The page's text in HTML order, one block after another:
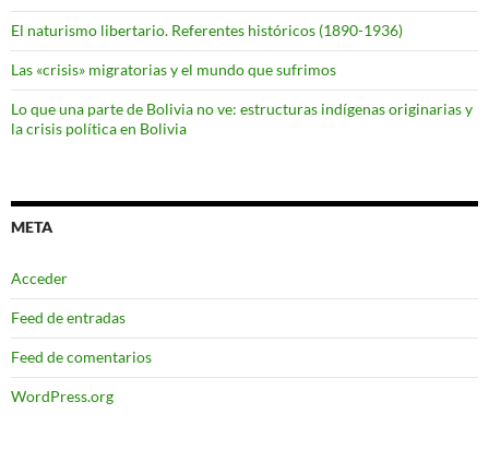
El naturismo libertario. Referentes históricos (1890-1936)
Las «crisis» migratorias y el mundo que sufrimos
Lo que una parte de Bolivia no ve: estructuras indígenas originarias y
la crisis política en Bolivia
META
Acceder
Feed de entradas
Feed de comentarios
WordPress.org